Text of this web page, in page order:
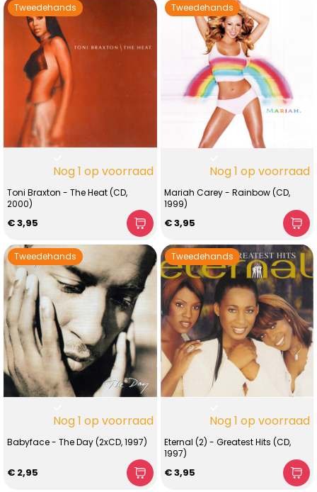
Tweedehands
Nog 1 op voorraad
Toni Braxton - The Heat (CD,
2000)
€ 3,95
Tweedehands
Nog 1 op voorraad
Mariah Carey - Rainbow (CD,
1999)
€ 3,95
Tweedehands
Nog 1 op voorraad
Babyface - The Day (2xCD, 1997)
€ 2,95
Tweedehands
Nog 1 op voorraad
Eternal (2) - Greatest Hits (CD,
1997)
€ 3,95